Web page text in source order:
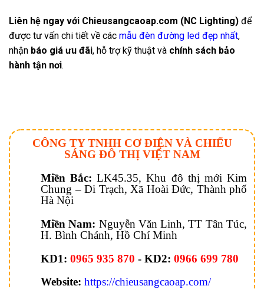
Liên hệ ngay với Chieusangcaoap.com (NC Lighting) để
được tư vấn chi tiết về các mẫu đèn đường led đẹp nhất,
nhận báo giá ưu đãi, hỗ trợ kỹ thuật và chính sách bảo
hành tận nơi.
CÔNG TY TNHH CƠ ĐIỆN VÀ CHIẾU
SÁNG ĐÔ THỊ VIỆT NAM
Miền Bắc: LK45.35, Khu đô thị mới Kim
Chung – Di Trạch, Xã Hoài Đức, Thành phố
Hà Nội
Miền Nam: Nguyễn Văn Linh, TT Tân Túc,
H. Bình Chánh, Hồ Chí Minh
KD1: 0965 935 870 - KD2: 0966 699 780
Website: https://chieusangcaoap.com/